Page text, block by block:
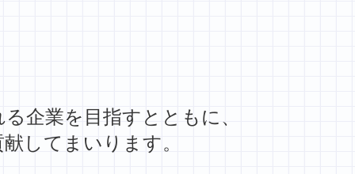
企業を目指すとともに、
してまいります。